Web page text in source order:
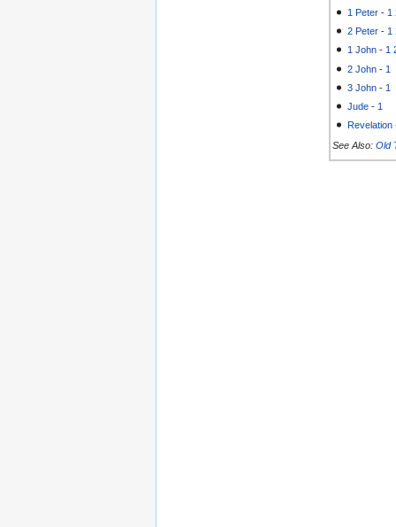
1 Peter - 1
2 Peter - 1
1 John - 1
2 John - 1
3 John - 1
Jude - 1
Revelation
See Also: Old